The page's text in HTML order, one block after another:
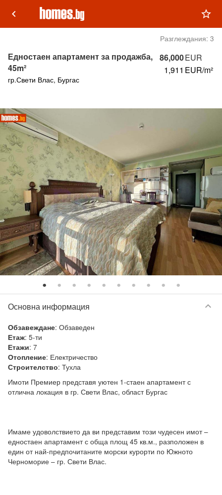
keyboard_arrow_left star_outline
Разглеждания: 3
86,000EUR
1,911 EUR/m²
Едностаен апартамент за продажба,
45m²
гр.Свети Влас, Бургас
Основна информация keyboard_arrow_down
Обзавеждане: Обзаведен
Етаж: 5-ти
Етажи: 7
Отопление: Електричество
Строителство: Тухла
Имоти Премиер представя уютен 1-стаен апартамент с
отлична локация в гр. Свети Влас, област Бургас
Имаме удоволствието да ви представим този чудесен имот –
едностаен апартамент с обща площ 45 кв.м., разположен в
един от най-предпочитаните морски курорти по Южното
Черноморие – гр. Свети Влас.